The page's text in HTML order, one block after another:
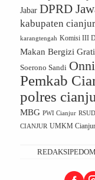
Jabar DPRD
kabupaten cianjur
karangtengah Komisi III
Makan Bergizi
Soerono Sandi
Pemkab
polres
MBG PWI Cianjur
CIANJUR UMKM Cianjur
REDAKSI